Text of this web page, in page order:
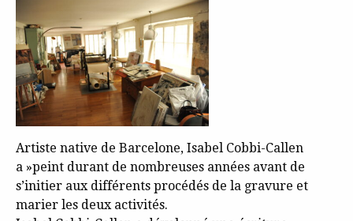
Artiste native de Barcelone, Isabel Cobbi-Callen
a »peint durant de nombreuses années avant de
s’initier aux différents procédés de la gravure et
marier les deux activités.